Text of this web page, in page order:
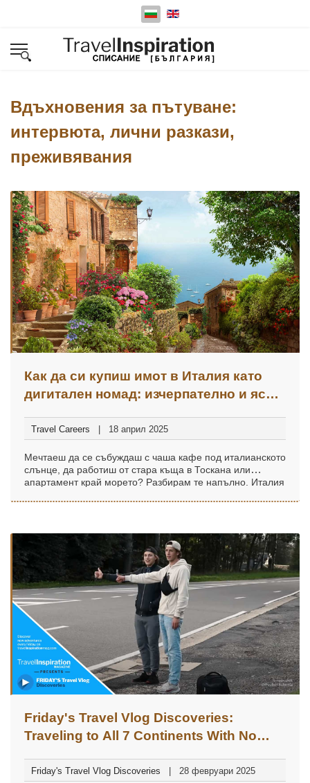
Изберете език
Вдъхновения за пътуване:
интервюта, лични разкази,
преживявания
Как да си купиш имот в Италия като
дигитален номад: изчерпателно и ясно
Travel Careers 18 април 2025
Мечтаеш да се събуждаш с чаша кафе под италианското
слънце, да работиш от стара къща в Тоскана или
апартамент край морето? Разбирам те напълно. Италия
Friday's Travel Vlog Discoveries:
Traveling to All 7 Continents With No
(@ReubenSchmitz)
Friday's Travel Vlog Discoveries 28 февруари 2025